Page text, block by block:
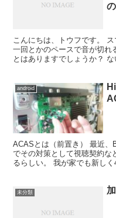
こんにちは、トウフです。
一回とかのペースで音が切れ
とはありますでしょうか？
android
ACASとは（前置き） 最近、
でその対策として視聴契約な
るらしい。 我が家でも新し
未分類